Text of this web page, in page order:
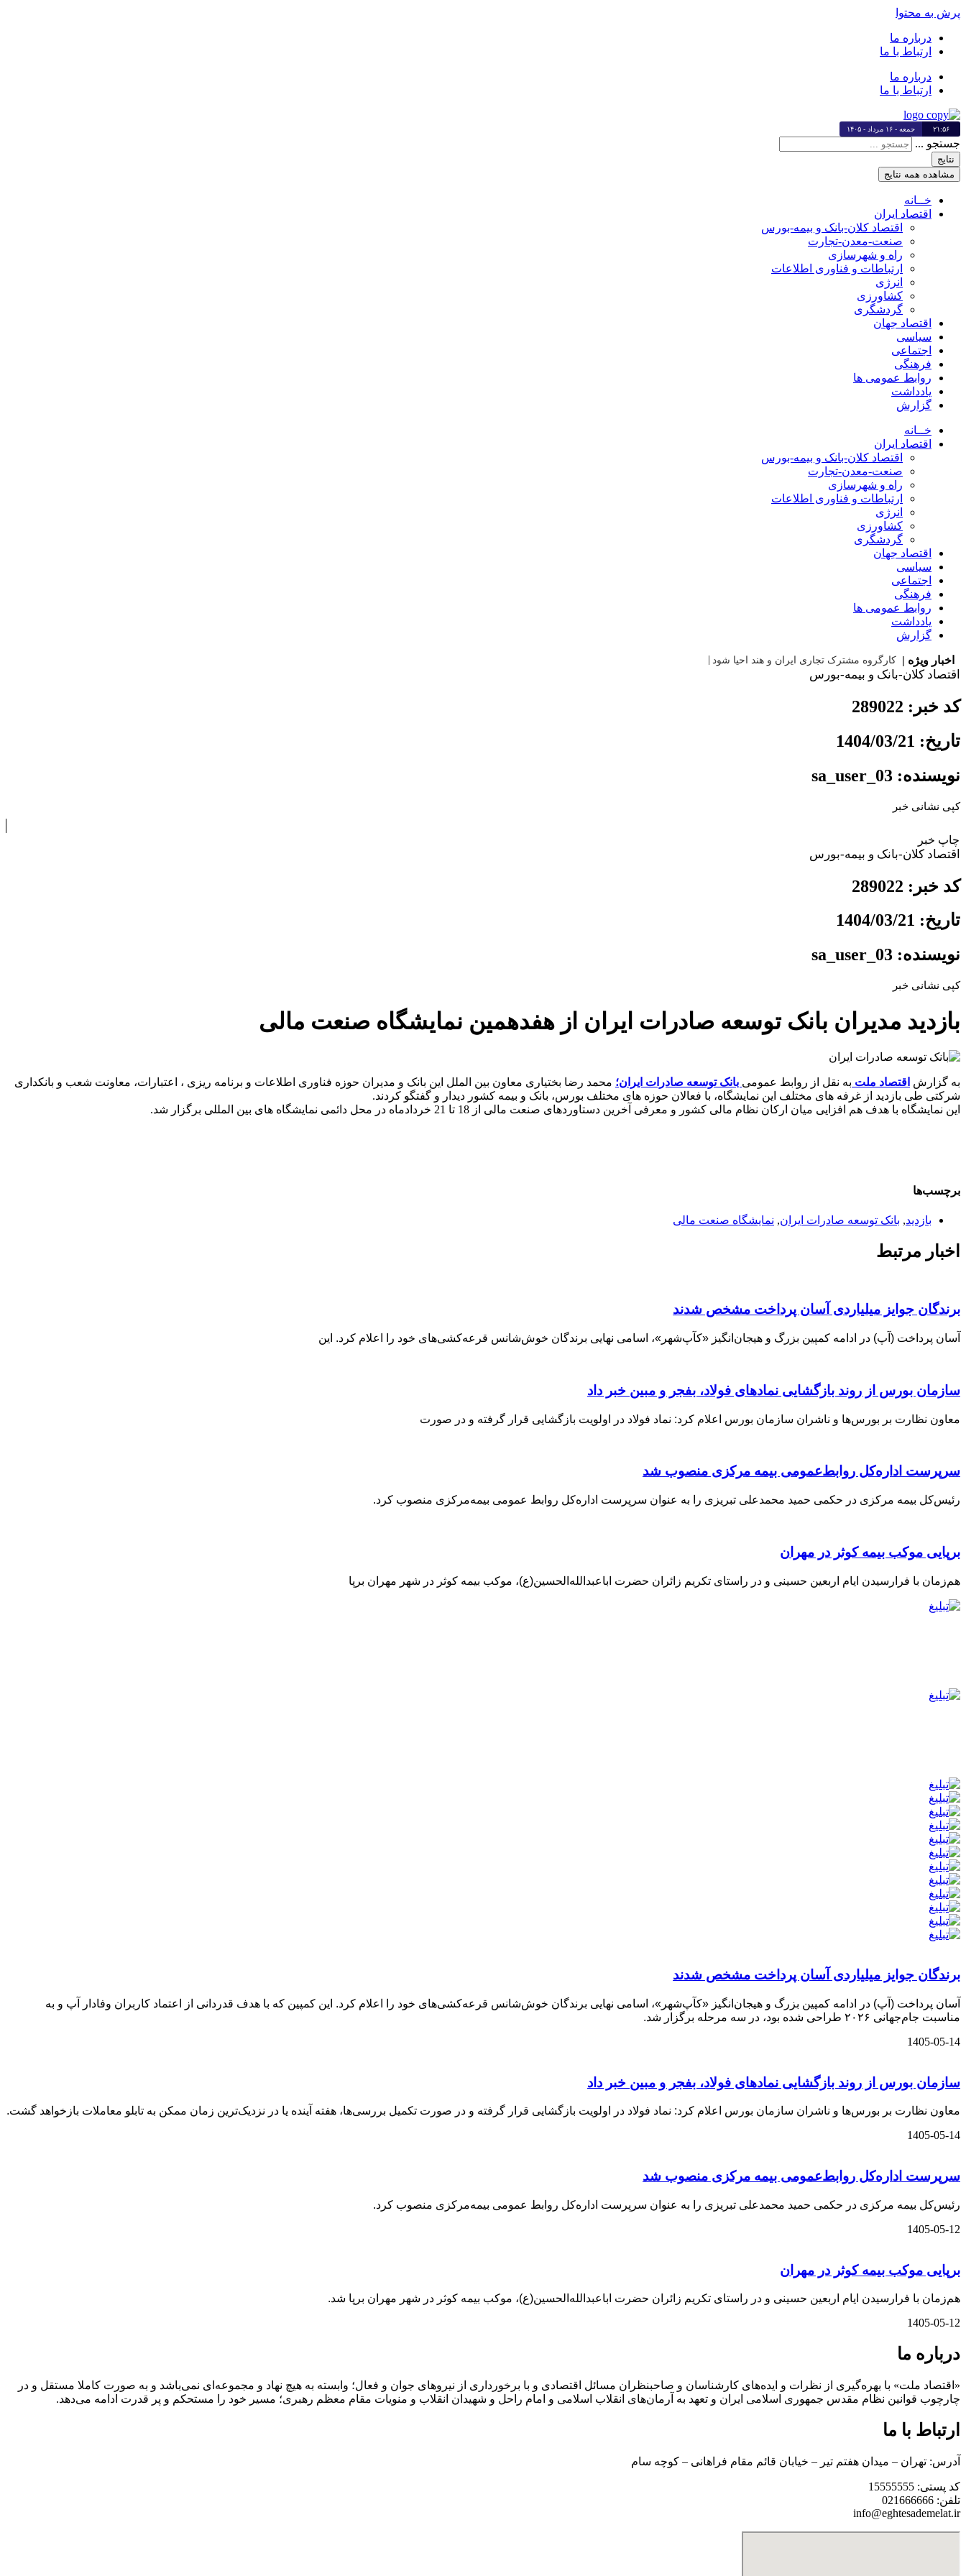
پرش به محتوا
درباره ما
ارتباط با ما
درباره ما
ارتباط با ما
۲۱:۵۶ جمعه - ۱۶ مرداد - ۱۴۰۵
جستجو ...
نتایج
مشاهده همه نتایج
خــانه
اقتصاد ایران
اقتصاد کلان-بانک و بیمه-بورس
صنعت-معدن-تجارت
راه و شهرسازی
ارتباطات و فناوری اطلاعات
انرژی
کشاورزی
گردشگری
اقتصاد جهان
سیاسی
اجتماعی
فرهنگی
روابط عمومی ها
یادداشت
گزارش
خــانه
اقتصاد ایران
اقتصاد کلان-بانک و بیمه-بورس
صنعت-معدن-تجارت
راه و شهرسازی
ارتباطات و فناوری اطلاعات
انرژی
کشاورزی
گردشگری
اقتصاد جهان
سیاسی
اجتماعی
فرهنگی
روابط عمومی ها
یادداشت
گزارش
اخبار ویژه | کارگروه مشترک تجاری ایران و هند
اقتصاد کلان-بانک و بیمه-بورس
کد خبر: 289022
تاریخ: 1404/03/21
نویسنده: sa_user_03
کپی نشانی خبر
چاپ خبر
اقتصاد کلان-بانک و بیمه-بورس
کد خبر: 289022
تاریخ: 1404/03/21
نویسنده: sa_user_03
کپی نشانی خبر
بازدید مدیران بانک توسعه صادرات ایران از هفدهمین نمایشگاه صنعت مالی
به گزارش اقتصاد ملت به نقل از روابط عمومی بانک توسعه صادرات ایران؛ محمد رضا بختیاری معاون بین الملل این بانک و مدیران حوزه فناوری اطلاعات و برنامه ریزی ، اعتبارات، معاونت شعب و بانکداری
شرکتی طی بازدید از غرفه های مختلف این نمایشگاه، با فعالان حوزه های مختلف بورس، بانک و بیمه کشور دیدار و گفتگو کردند.
این نمایشگاه با هدف هم افزایی میان ارکان نظام مالی کشور و معرفی آخرین دستاوردهای صنعت مالی از 18 تا 21 خردادماه در محل دائمی نمایشگاه های بین المللی برگزار شد.
برچسب‌ها
بازدید, بانک توسعه صادرات ایران, نمایشگاه صنعت مالی
اخبار مرتبط
برندگان جوایز میلیاردی آسان پرداخت مشخص شدند
آسان‌ پرداخت (آپ) در ادامه کمپین بزرگ و هیجان‌انگیز «کآپ‌شهر»، اسامی نهایی برندگان خوش‌شانس قرعه‌کشی‌های خود را اعلام کرد. این
سازمان بورس از روند بازگشایی نمادهای فولاد، بفجر و مبین خبر داد
معاون نظارت بر بورس‌ها و ناشران سازمان بورس اعلام کرد: نماد فولاد در اولویت بازگشایی قرار گرفته و در صورت
سرپرست اداره‌کل روابط‌عمومی بیمه مرکزی منصوب شد
رئیس‌کل بیمه مرکزی در حکمی حمید محمدعلی تبریزی را به عنوان سرپرست اداره‌کل روابط عمومی بیمه‌مرکزی منصوب کرد.
برپایی موکب بیمه کوثر در مهران
هم‌زمان با فرارسیدن ایام اربعین حسینی و در راستای تکریم زائران حضرت اباعبدالله‌الحسین(ع)، موکب بیمه کوثر در شهر مهران برپا
برندگان جوایز میلیاردی آسان پرداخت مشخص شدند
آسان‌ پرداخت (آپ) در ادامه کمپین بزرگ و هیجان‌انگیز «کآپ‌شهر»، اسامی نهایی برندگان خوش‌شانس قرعه‌کشی‌های خود را اعلام کرد. این کمپین که با هدف قدردانی از اعتماد کاربران وفادار آپ و به
مناسبت جام‌جهانی ۲۰۲۶ طراحی شده بود، در سه مرحله برگزار شد.
1405-05-14
سازمان بورس از روند بازگشایی نمادهای فولاد، بفجر و مبین خبر داد
معاون نظارت بر بورس‌ها و ناشران سازمان بورس اعلام کرد: نماد فولاد در اولویت بازگشایی قرار گرفته و در صورت تکمیل بررسی‌ها، هفته آینده یا در نزدیک‌ترین زمان ممکن به تابلو معاملات بازخواهد گشت.
1405-05-14
سرپرست اداره‌کل روابط‌عمومی بیمه مرکزی منصوب شد
رئیس‌کل بیمه مرکزی در حکمی حمید محمدعلی تبریزی را به عنوان سرپرست اداره‌کل روابط عمومی بیمه‌مرکزی منصوب کرد.
1405-05-12
برپایی موکب بیمه کوثر در مهران
هم‌زمان با فرارسیدن ایام اربعین حسینی و در راستای تکریم زائران حضرت اباعبدالله‌الحسین(ع)، موکب بیمه کوثر در شهر مهران برپا شد.
1405-05-12
درباره ما
«اقتصاد ملت» با بهره‌گیری از نظرات و ایده‌های کارشناسان و صاحبنظران مسائل اقتصادی و با برخورداری از نیروهای جوان و فعال؛ وابسته به هیچ نهاد و مجموعه‌ای نمی‌‌باشد و به صورت کاملا مستقل و در
چارچوب قوانین نظام مقدس جمهوری اسلامی ایران و تعهد به آرمان‌های انقلاب اسلامی و امام راحل و شهیدان انقلاب و منویات مقام معظم رهبری؛ مسیر خود را مستحکم و پر قدرت ادامه می‌دهد.
ارتباط با ما
آدرس: تهران – میدان هفتم تیر – خیابان قائم مقام فراهانی – کوچه سام
کد پستی: 15555555
تلفن: 021666666
info@eghtesademelat.ir